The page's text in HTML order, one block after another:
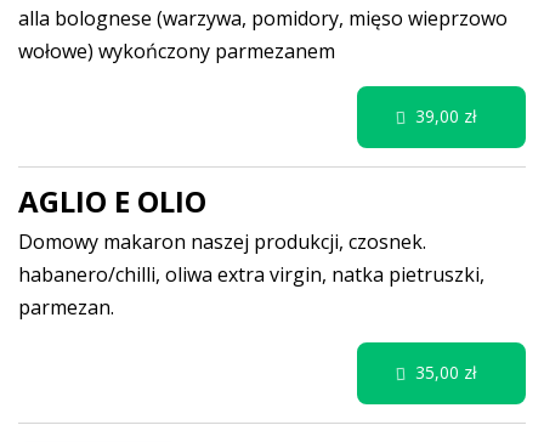
alla bolognese (warzywa, pomidory, mięso wieprzowo
wołowe) wykończony parmezanem
AGLIO E OLIO
Domowy makaron naszej produkcji, czosnek.
habanero/chilli, oliwa extra virgin, natka pietruszki,
parmezan.